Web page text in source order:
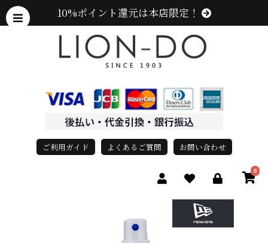
10%ポイント還元は本店限定！
ご利用ガイド よくあるご質問 お問い合わせ
0